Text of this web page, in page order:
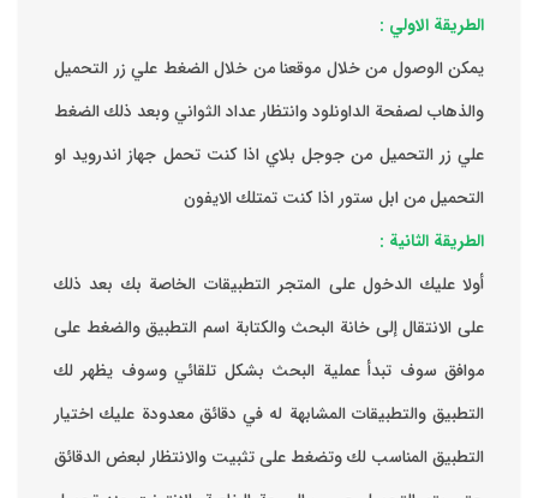
الطريقة الاولي :
يمكن الوصول من خلال موقعنا من خلال الضغط علي زر التحميل
والذهاب لصفحة الداونلود وانتظار عداد الثواني وبعد ذلك الضغط
علي زر التحميل من جوجل بلاي اذا كنت تحمل جهاز اندرويد او
التحميل من ابل ستور اذا كنت تمتلك الايفون
الطريقة الثانية :
‏أولا عليك الدخول على المتجر التطبيقات الخاصة بك ‏بعد ذلك
على الانتقال إلى خانة البحث والكتابة اسم التطبيق والضغط على
موافق ‏سوف تبدأ عملية البحث بشكل تلقائي وسوف يظهر لك
التطبيق والتطبيقات المشابهة له في دقائق معدودة ‏عليك اختيار
التطبيق المناسب لك وتضغط على تثبيت والانتظار لبعض الدقائق